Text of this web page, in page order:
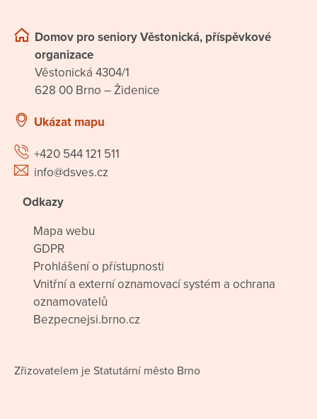
Domov pro seniory Věstonická, příspěvkové
organizace
Věstonická 4304/1
628 00 Brno – Židenice
Ukázat mapu
+420 544 121 511
info@dsves.cz
Odkazy
Mapa webu
GDPR
Prohlášení o přístupnosti
Vnitřní a externí oznamovací systém a ochrana
oznamovatelů
Bezpecnejsi.brno.cz
Zřizovatelem je Statutární město Brno